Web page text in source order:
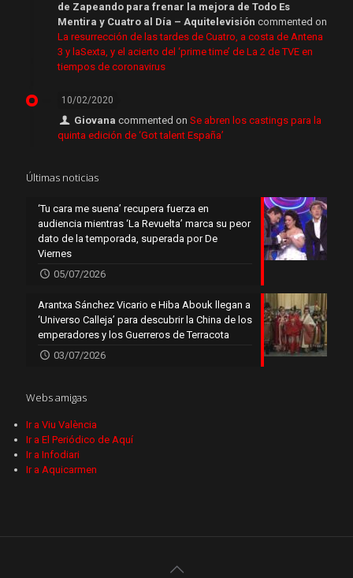
de Zapeando para frenar la mejora de Todo Es
Mentira y Cuatro al Día – Aquitelevisión commented on
La resurrección de las tardes de Cuatro, a costa de Antena
3 y laSexta, y el acierto del ‘prime time’ de La 2 de TVE en
tiempos de coronavirus
10/02/2020
Giovana commented onSe abren los castings para la
quinta edición de ‘Got talent España’
Últimas noticias
‘Tu cara me suena’ recupera fuerza en
audiencia mientras ‘La Revuelta’ marca su peor
dato de la temporada, superada por De
Viernes
05/07/2026
Arantxa Sánchez Vicario e Hiba Abouk llegan a
‘Universo Calleja’ para descubrir la China de los
emperadores y los Guerreros de Terracota
03/07/2026
Webs amigas
Ir a Viu València
Ir a El Periódico de Aquí
Ir a Infodiari
Ir a Aquicarmen